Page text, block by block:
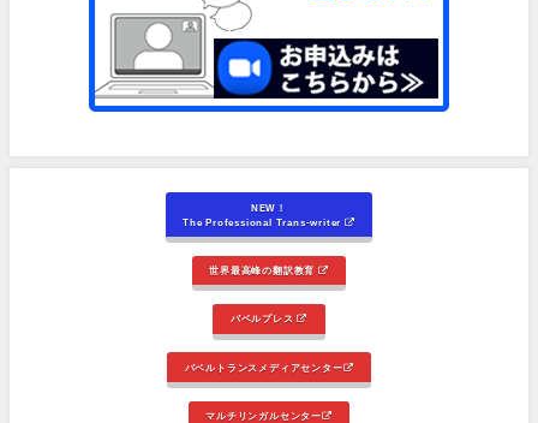
NEW！
The Professional Trans-writer
世界最高峰の翻訳教育
バベルプレス
バベルトランスメディアセンター
マルチリンガルセンター